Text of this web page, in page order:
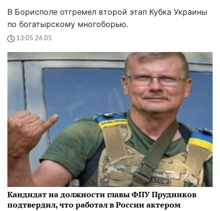
В Борисполе отгремел второй этап Кубка Украины
по богатырскому многоборью.
13:05 26.05
Кандидат на должности главы ФПУ Прудников
подтвердил, что работал в России актером